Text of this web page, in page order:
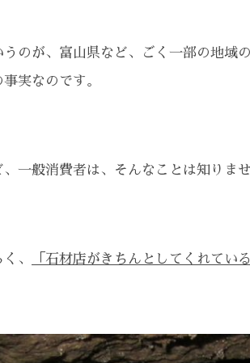
のが、富山県など、ごく一部の地域
実なのです。
、一般消費者は、そんなことは知りませ
、 「石材店がきちんとしてくれてい